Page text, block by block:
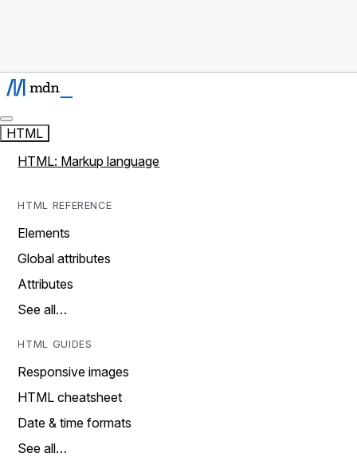
HTML
HTML: Markup language
HTML REFERENCE
Elements
Global attributes
Attributes
See all…
HTML GUIDES
Responsive images
HTML cheatsheet
Date & time formats
See all…